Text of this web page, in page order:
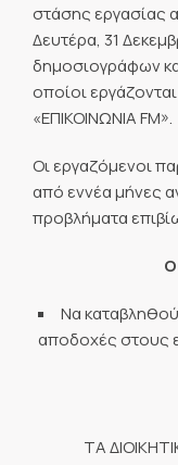
στάσης εργασίας
Δευτέρα, 31
δημοσιογράφων
οποίοι
«ΕΠΙΚΟΙΝΩΝΙΑ FM».
Οι εργαζόμενοι
από εννέα μήνες
προβλήματα
Να
αποδοχές στους
ΤΑ